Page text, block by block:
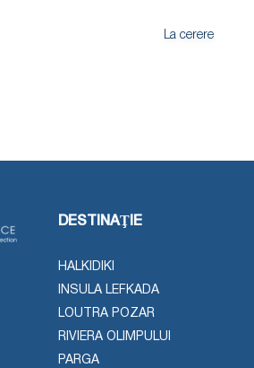
La cerere
DESTINAŢIE
HALKIDIKI
INSULA LEFKADA
LOUTRA POZAR
RIVIERA OLIMPULUI
PARGA